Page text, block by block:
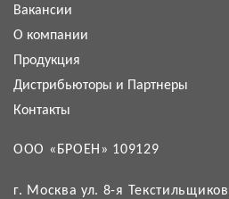
Вакансии
О компании
Продукция
Дистрибьюторы и Партнеры
Контакты
ООО «БРОЕН» 109129
г. Москва ул. 8-я